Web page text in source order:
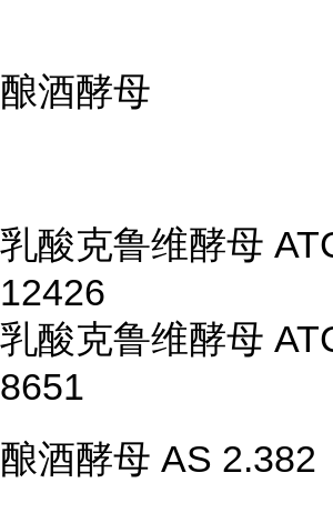
酿酒酵母
乳酸克鲁维酵母
12426
乳酸克鲁维酵母
8651
酿酒酵母 AS 2.382